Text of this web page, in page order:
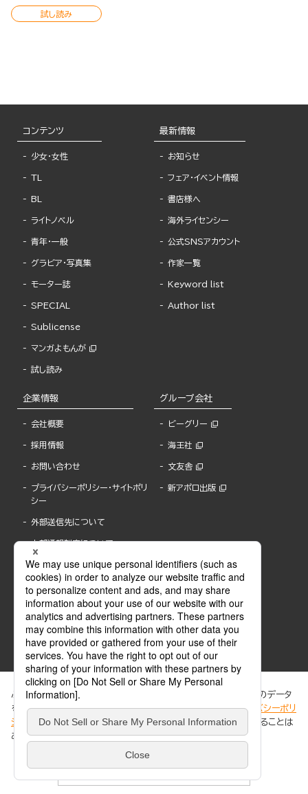
試し読み
コンテンツ
少女・女性
TL
BL
ライトノベル
青年・一般
グラビア・写真集
モーター誌
SPECIAL
Sublicense
マンガよもんが
試し読み
最新情報
お知らせ
フェア・イベント情報
書店様へ
海外ライセンシー
公式SNSアカウント
作家一覧
Keyword list
Author list
企業情報
会社概要
採用情報
お問い合わせ
プライバシーポリシー・サイトポリ
シー
外部送信先について
内部通報制度について
グループ会社
ビーグリー
海王社
文友舎
新アポロ出版
ABJマークは、この電子書店・電子書籍配信サービスが、著作権者からコンテンツ使用許諾を
得た正規版配信サービスであることを示す登録商標(登録番号 第6091713号)です。
ABJマークの詳細、ABJマークを掲示しているサービスの一覧はこちら。
ぶんか社が運営するサイトでは、利便性向上のためにCookie等のデータ
を使用しています。 当社のCookieについての詳細は、「プライバシーポリ
シー
」をご覧ください。当サイトでは、訪問者の個人情報を追跡することは
ありません。